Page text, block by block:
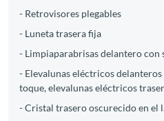
- Retrovisores plegables
- Luneta trasera fija
- Limpiaparabrisas delantero con
- Elevalunas eléctricos
toque, elevalunas eléctricos
- Cristal trasero oscurecido en el